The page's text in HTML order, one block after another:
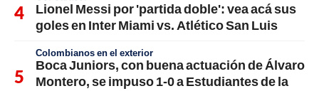
Lionel Messi por 'partida doble': vea acá sus
goles en Inter Miami vs. Atlético San Luis
Colombianos en el exterior
Boca Juniors, con buena actuación de Álvaro
Montero, se impuso 1-0 a Estudiantes de la